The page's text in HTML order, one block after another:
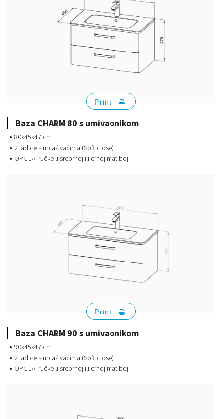
Baza CHARM 80 s umivaonikom
80x45x47 cm
2 ladice s ublaživačima (Soft close)
OPCIJA: ručke u srebrnoj ili crnoj mat boji
Print
Baza CHARM 90 s umivaonikom
90x45x47 cm
2 ladice s ublaživačima (Soft close)
OPCIJA: ručke u srebrnoj ili crnoj mat boji
Print